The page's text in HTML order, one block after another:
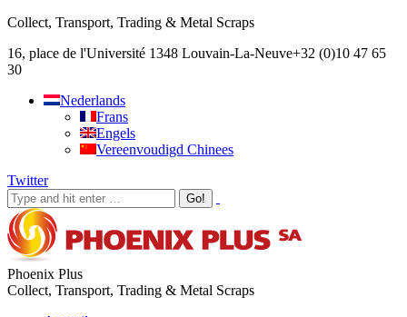
Collect, Transport, Trading & Metal Scraps
16, place de l'Université 1348 Louvain-La-Neuve+32 (0)10 47 65
30
Nederlands
Frans
Engels
Vereenvoudigd Chinees
Twitter
Phoenix Plus
Collect, Transport, Trading & Metal Scraps